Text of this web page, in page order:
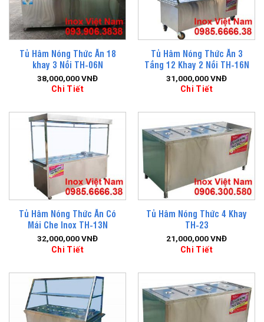
Tủ Hâm Nóng Thức Ăn 18
khay 3 Nồi TH-06N
38,000,000VNĐ
Chi Tiết
Tủ Hâm Nóng Thức Ăn 3
Tầng 12 Khay 2 Nồi TH-16N
31,000,000VNĐ
Chi Tiết
Tủ Hâm Nóng Thức Ăn Có
Mái Che Inox TH-13N
32,000,000VNĐ
Chi Tiết
Tủ Hâm Nóng Thức 4 Khay
TH-23
21,000,000VNĐ
Chi Tiết